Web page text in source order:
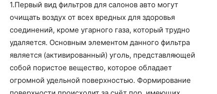
1.Первый вид фильтров для салонов авто могут
очищать воздух от всех вредных для здоровья
соединений, кроме угарного газа, который трудно
удаляется. Основным элементом данного фильтра
является (активированный) уголь, представляющей
собой пористое вещество, которое обладает
огромной удельной поверхностью. Формирование